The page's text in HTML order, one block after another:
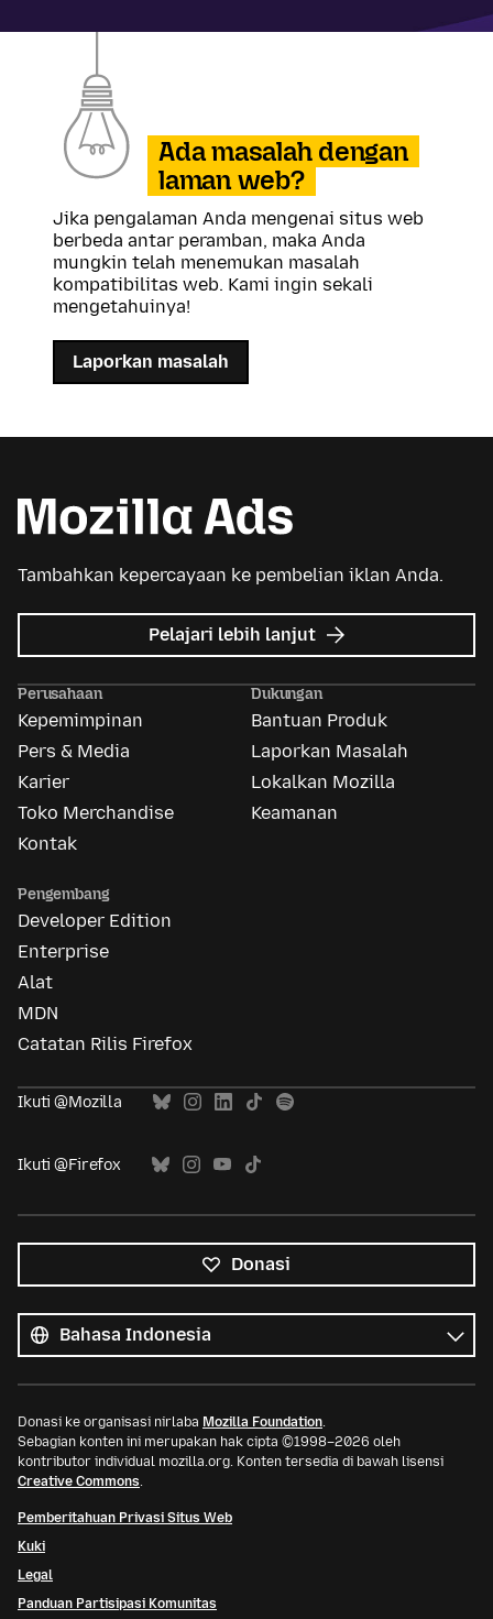
Ada masalah dengan
laman web?
Jika pengalaman Anda mengenai situs web
berbeda antar peramban, maka Anda
mungkin telah menemukan masalah
kompatibilitas web. Kami ingin sekali
mengetahuinya!
Laporkan masalah
Tambahkan kepercayaan ke pembelian iklan Anda.
Pelajari lebih lanjut mengenai
Mozilla
Perusahaan
Kepemimpinan
Pers & Media
Karier
Toko Merchandise
Kontak
Dukungan
Bantuan Produk
Laporkan Masalah
Lokalkan Mozilla
Keamanan
Pengembang
Developer Edition
Enterprise
Alat
MDN
Catatan Rilis Firefox
Ikuti @Mozilla
Ikuti @Firefox
Donasi
bahasa
Bahasa
Donasi ke organisasi nirlaba Mozilla Foundation.
Sebagian konten ini merupakan hak cipta ©1998–2026 oleh
kontributor individual mozilla.org. Konten tersedia di bawah lisensi
Creative Commons.
Pemberitahuan Privasi Situs Web
Kuki
Legal
Panduan Partisipasi Komunitas